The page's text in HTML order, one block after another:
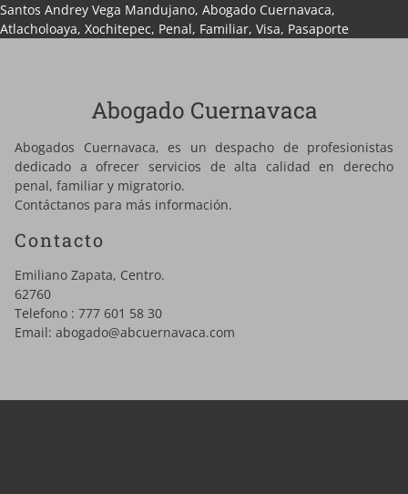
Santos Andrey Vega Mandujano, Abogado Cuernavaca,
Atlacholoaya, Xochitepec, Penal, Familiar, Visa, Pasaporte
Abogado Cuernavaca
Abogados Cuernavaca, es un despacho de profesionistas
dedicado a ofrecer servicios de alta calidad en derecho
penal, familiar y migratorio.
Contáctanos para más información.
Contacto
Emiliano Zapata, Centro.
62760
Telefono : 777 601 58 30
Email: abogado@abcuernavaca.com